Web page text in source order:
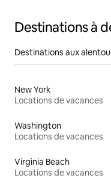
Destinations à
Destinations aux
New York
Locations de vacances
Washington
Locations de vacances
Virginia Beach
Locations de vacances